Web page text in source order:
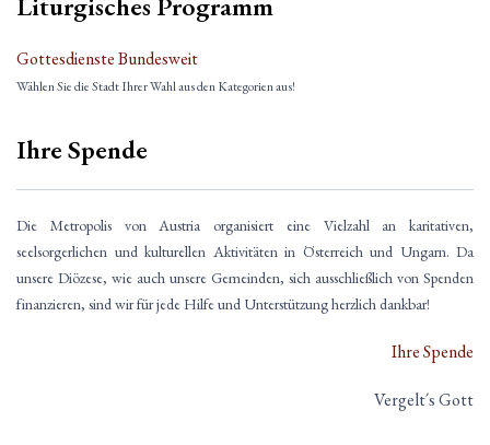
Gottesdienste Bundesweit
Wählen Sie die Stadt Ihrer Wahl aus den Kategorien aus!
Ihre Spende
Die Metropolis von Austria organisiert eine Vielzahl an karitativen,
seelsorgerlichen und kulturellen Aktivitäten in Österreich und Ungarn. Da
unsere Diözese, wie auch unsere Gemeinden, sich ausschließlich von Spenden
finanzieren, sind wir für jede Hilfe und Unterstützung herzlich dankbar!
Ihre Spende
Vergelt´s Gott